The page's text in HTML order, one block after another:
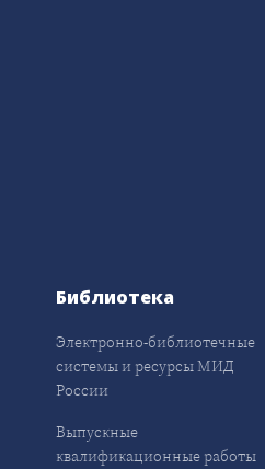
Библиотека
Электронно-библиотечные
системы и ресурсы МИД
России
Выпускные
квалификационные работы